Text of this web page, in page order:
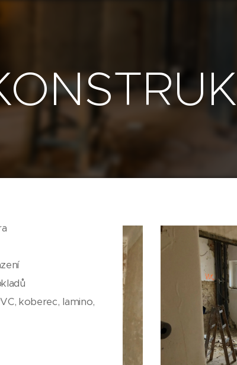
koberec, lamino,